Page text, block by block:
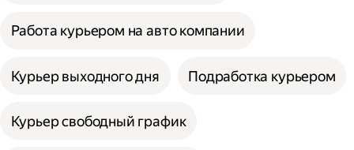
Работа курьером на авто компании
Курьер выходного дня Подработка курьером
Курьер свободный график